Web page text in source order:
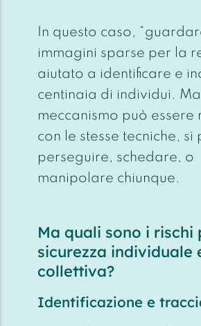
In questo caso,
immagini sparse per la
aiutato a identificare e
centinaia di individui.
meccanismo può essere
con le stesse tecniche, si
perseguire, schedare, o
manipolare chiunque.
Ma quali sono i rischi
sicurezza individuale
collettiva?
Identificazione e